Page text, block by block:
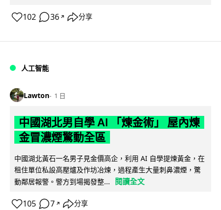
102 36 ↗ 分享
人工智能
Lawton 1 日
中國湖北男自學 AI 「煉金術」 屋內煉
金冒濃煙驚動全區
中國湖北黃石一名男子見金價高企，利用 AI 自學提煉黃金，在
租住單位私設高壓爐及作坊冶煉，過程產生大量刺鼻濃煙，驚
動鄰居報警。警方到場揭發整...
閱讀全文
105 7 ↗ 分享